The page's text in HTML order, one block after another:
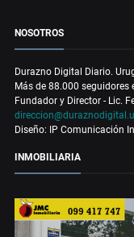
NOSOTROS
Durazno Digital Diario.
Más de 88.000 seguidores
Fundador y Director - Lic.
Diseño: IP Comunicación
INMOBILIARIA